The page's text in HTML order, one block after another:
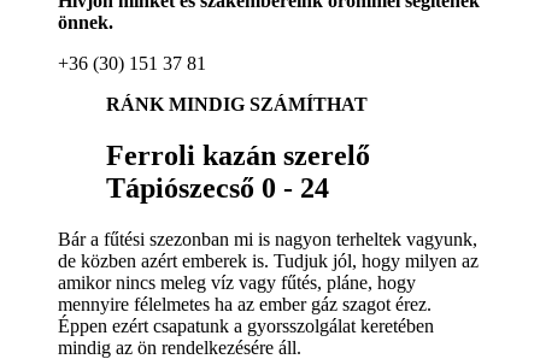
önnek.
+36 (30) 151 37 81
RÁNK MINDIG SZÁMÍTHAT
Ferroli kazán szerelő
Tápiószecső 0 - 24
Bár a fűtési szezonban mi is nagyon terheltek vagyunk,
de közben azért emberek is. Tudjuk jól, hogy milyen az
amikor nincs meleg víz vagy fűtés, pláne, hogy
mennyire félelmetes ha az ember gáz szagot érez.
Éppen ezért csapatunk a gyorsszolgálat keretében
mindig az ön rendelkezésére áll.